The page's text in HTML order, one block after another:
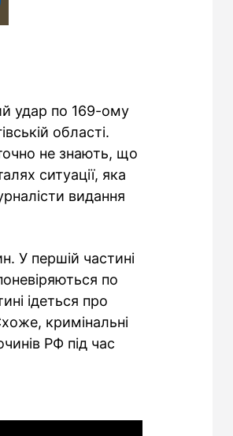
удар по 169-ому
області.
не знають, що
ситуації, яка
видання
У першій частині
по
ідеться про
кримінальні
РФ під час